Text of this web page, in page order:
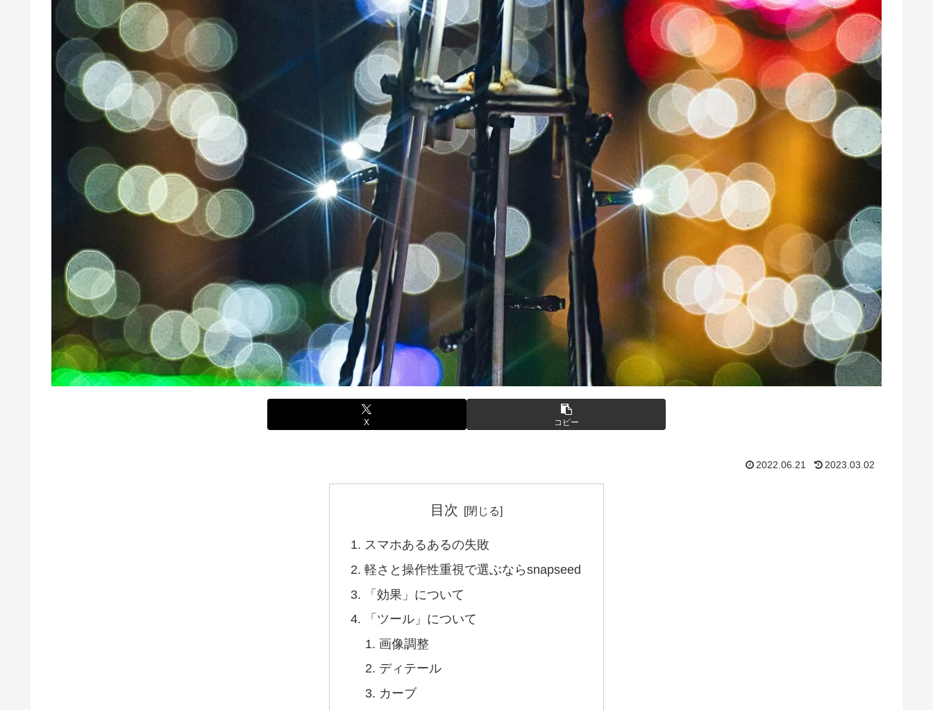
X コピー
2022.06.21 2023.03.02
目次
スマホあるあるの失敗
軽さと操作性重視で選ぶならsnapseed
「効果」について
「ツール」について
画像調整
ディテール
カーブ